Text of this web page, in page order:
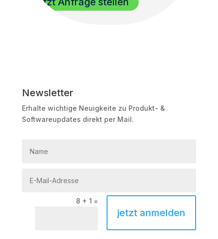
Newsletter
Erhalte wichtige Neuigkeite zu Produkt- &
Softwareupdates direkt per Mail.
8 + 1 =
jetzt anmelden